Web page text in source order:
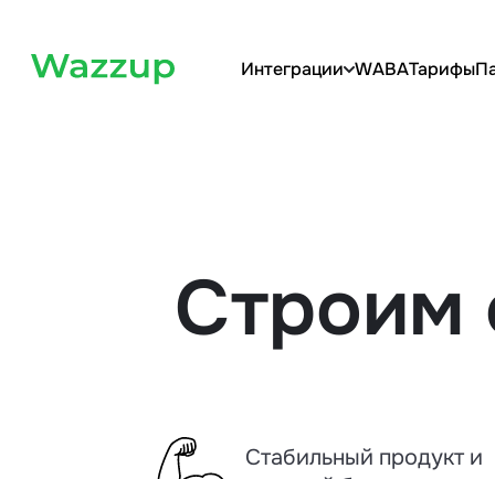
Интеграции WABAТарифы
Строим
Стабильный продукт и